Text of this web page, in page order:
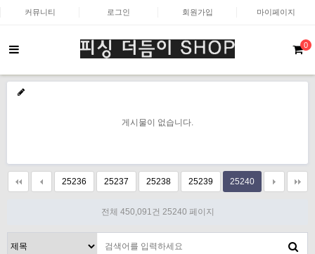
커뮤니티 로그인 회원가입 마이페이지
0
게시물이 없습니다.
25236 25237 25238 25239 25240
전체 450,091건 25240 페이지